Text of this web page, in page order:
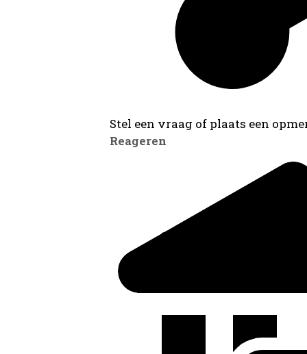
Stel een vraag of plaats een
Reageren